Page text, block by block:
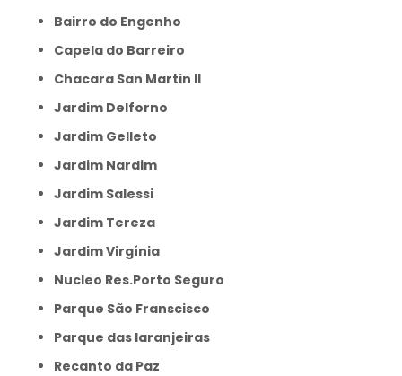
Bairro do Engenho
Capela do Barreiro
Chacara San Martin II
Jardim Delforno
Jardim Gelleto
Jardim Nardim
Jardim Salessi
Jardim Tereza
Jardim Virgínia
Nucleo Res.Porto Seguro
Parque São Franscisco
Parque das laranjeiras
Recanto da Paz